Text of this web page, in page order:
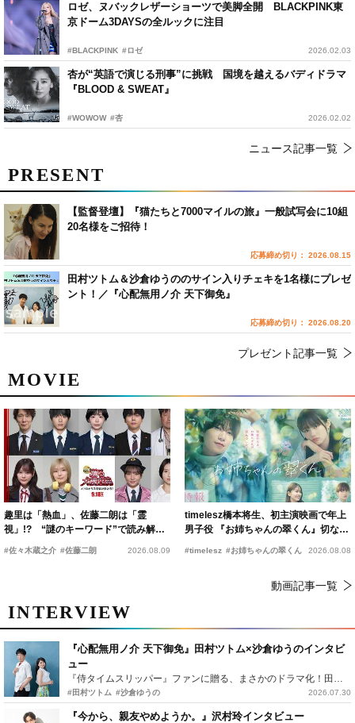
ロゼ、ヌバックレザーショーツで美脚全開 BLACKPINK東
京ドーム3DAYSの全ルックに注目
#BLACKPINK #ロゼ 2026.02.03
杏が“英語で演じる刑事”に挑戦 国境を越えるバディドラマ
『BLOOD & SWEAT』
#WOWOW #杏 2026.02.02
ニュース記事一覧
MOVIE
趣里は「熱血」、佐藤二朗は「霊
視」!? “謎のキーワード”で読み解く
『踊る大捜査線 N.E.W.』新メンバー
#佐々木蔵之介 #佐藤二朗 2026.08.09
timelesz橋本将生、初主演映画で年上
男子役 『お姉ちゃんの翠くん』切ない
恋の幕開けを予感
#timelesz #お姉ちゃんの翠くん 2026.08.08
動画記事一覧
INTERVIEW
『心配無用ノ介 天下御免』田村ツトム×沙倉ゆうのインタビ
ュー
『侍タイムスリッパー』ファンに贈る、まさかのドラマ化！田村ツトム×沙倉ゆうのが語る『心配無用ノ介』撮影秘話
#田村ツトム #沙倉ゆうの 2026.07.30
『今から、親友やめようか。』沢村玲インタビュー
PRESENT
【監督登壇】『猫たちと7000マイルの旅』一般試写会に10組
20名様をご招待！
応募締め切り： 2026.08.15
田村ツトム＆沙倉ゆうののサイン入りチェキを1名様にプレゼ
ント！／『心配無用ノ介 天下御免』
応募締め切り： 2026.08.20
プレゼント記事一覧